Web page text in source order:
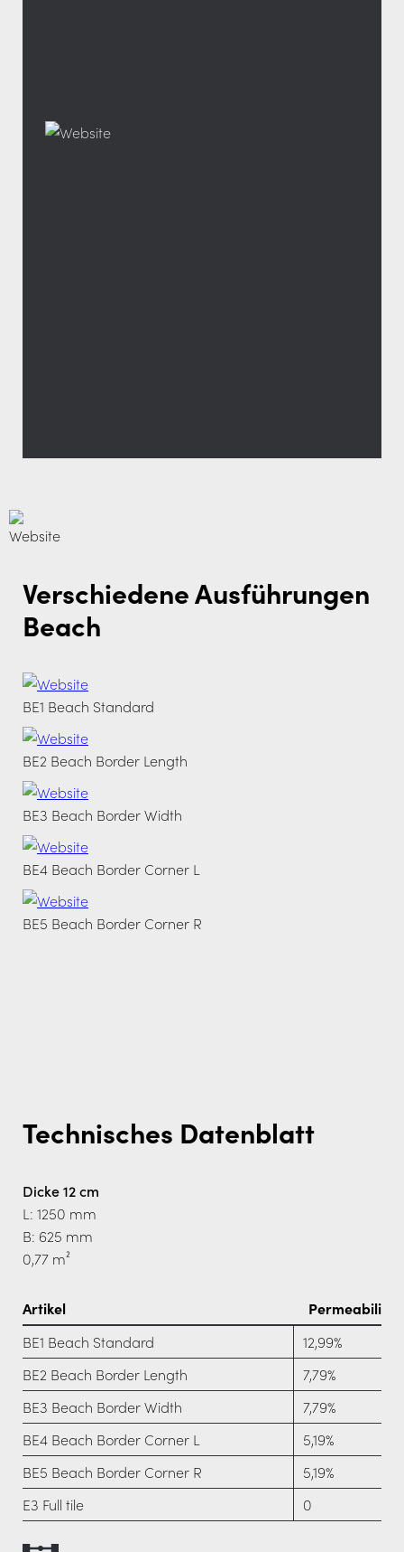
Verschiedene Ausführungen
Beach
BE1 Beach Standard
BE2 Beach Border Length
BE3 Beach Border Width
BE4 Beach Border Corner L
BE5 Beach Border Corner R
Technisches Datenblatt
Dicke 12 cm
L: 1250 mm
B: 625 mm
0,77 m²
Artikel
Permeabilität
BE1 Beach Standard
12,99%
BE2 Beach Border Length
7,79%
BE3 Beach Border Width
7,79%
BE4 Beach Border Corner L
5,19%
BE5 Beach Border Corner R
5,19%
E3 Full tile
0